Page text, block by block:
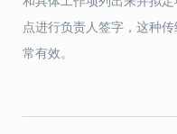
点进行负责人签字，这种
常有效。